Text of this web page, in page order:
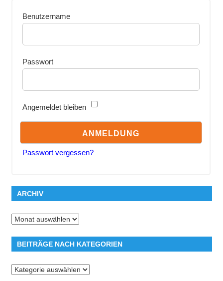
Benutzername
Passwort
Angemeldet bleiben
Passwort vergessen?
ARCHIV
Archiv
BEITRÄGE NACH KATEGORIEN
Beiträge